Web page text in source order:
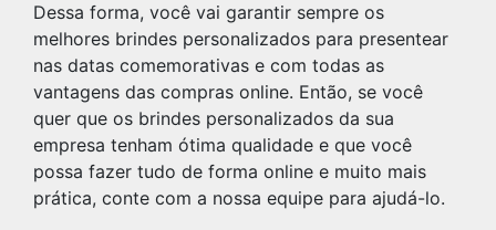
Dessa forma, você vai garantir sempre os
melhores brindes personalizados para presentear
nas datas comemorativas e com todas as
vantagens das compras online. Então, se você
quer que os brindes personalizados da sua
empresa tenham ótima qualidade e que você
possa fazer tudo de forma online e muito mais
prática, conte com a nossa equipe para ajudá-lo.